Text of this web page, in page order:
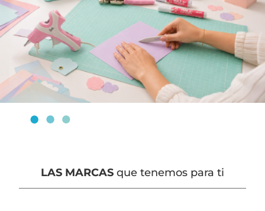
LAS MARCAS que tenemos para ti